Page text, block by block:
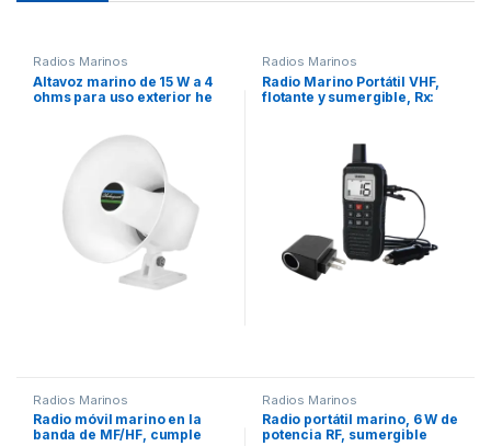
Radios Marinos
Altavoz marino de 15 W a 4
ohms para uso exterior he
Radios Marinos
Radio Marino Portátil VHF,
flotante y sumergible, Rx:
cumple con los canales
marinos Internacionales, de
EUA y Canadá
Radios Marinos
Radio móvil marino en la
banda de MF/HF, cumple
Radios Marinos
Radio portátil marino, 6 W de
potencia RF, sumergible